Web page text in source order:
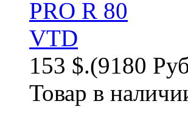
153 $.(9180
Товар в